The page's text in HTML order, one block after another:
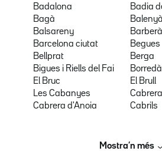
Badalona
Badia
Bagà
Balenyà
Balsareny
Barcelona ciutat
Begues
Bellprat
Berga
Bigues i Riells del Fai
Borredà
El Bruc
El Brull
Les Cabanyes
Cabrera d'Anoia
Cabrils
Mostra’n més